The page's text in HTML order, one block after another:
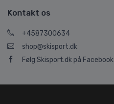
Kontakt os
+4587300634
shop@skisport.dk
Følg Skisport.dk på Facebook